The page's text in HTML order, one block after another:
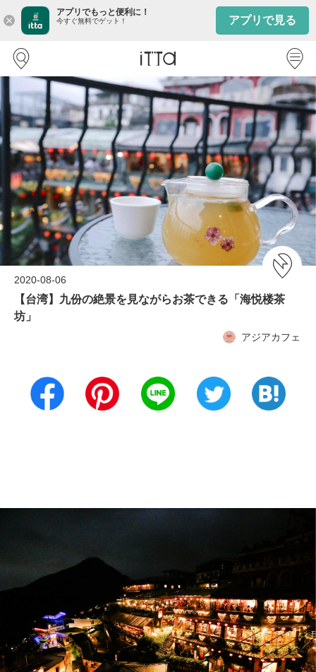
close
アプリでもっと便利に！
今すぐ無料でゲット！ アプリで見る
2020-08-06
【台湾】九份の絶景を見ながらお茶できる「海悦楼茶
坊」
アジアカフェ